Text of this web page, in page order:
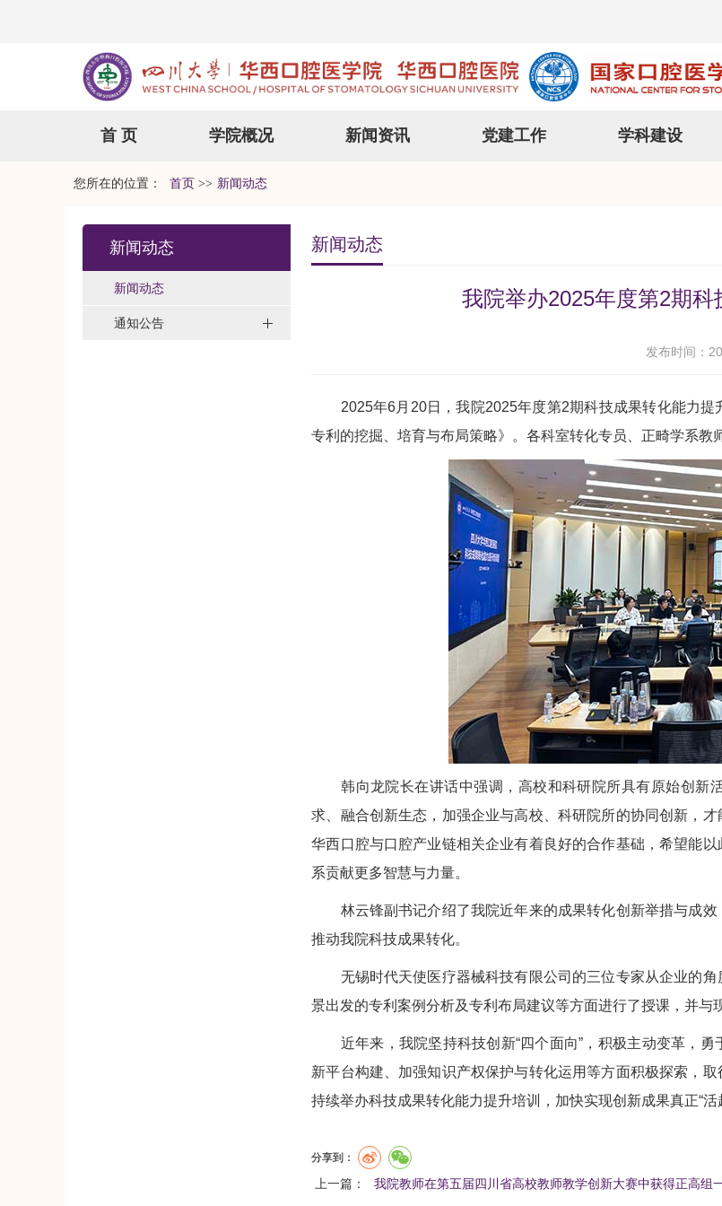
首 页 学院概况 新闻资讯 党建工作 学科建设
您所在的位置： 首页 >> 新闻动态
新闻动态
新闻动态
通知公告
新闻动态
我院举办2025年度第2期
发布时间：
2025年6月20日，我院2025年度第2期科技成果转化能力提
专利的挖掘、培育与布局策略》。各科室转化专员、正畸学系教
韩向龙院长在讲话中强调，高校和科研院所具有原始创新
求、融合创新生态，加强企业与高校、科研院所的协同创新，
华西口腔与口腔产业链相关企业有着良好的合作基础，希望能
系贡献更多智慧与力量。
林云锋副书记介绍了我院近年来的成果转化创新举措与成效
推动我院科技成果转化。
无锡时代天使医疗器械科技有限公司的三位专家从企业的角
景出发的专利案例分析及专利布局建议等方面进行了授课，并与
近年来，我院坚持科技创新“四个面向”，积极主动变革，勇
新平台构建、加强知识产权保护与转化运用等方面积极探索，
持续举办科技成果转化能力提升培训，加快实现创新成果真正“活
分享到：
上一篇： 我院教师在第五届四川省高校教师教学创新大赛中获得正高组